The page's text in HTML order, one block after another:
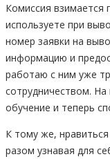
Комиссия
используете при
номер заявки на
информацию и
работаю с ним уже
сотрудничеством.
обучение и теперь
К тому же,
разом узнавая для